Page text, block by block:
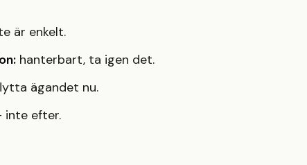
är enkelt.
hanterbart, ta igen det.
ägandet nu.
inte efter.